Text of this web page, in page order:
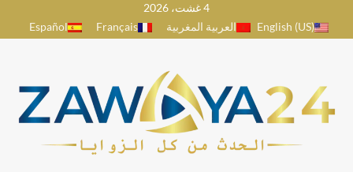
4 غشت، 2026
English (US)
العربية المغربية Français
Español